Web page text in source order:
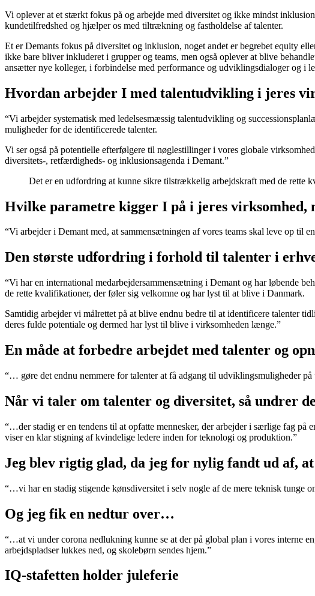
Vi oplever at et stærkt fokus på og arbejde med diversitet og ikke mindst
kundetilfredshed og hjælper os med tiltrækning og fastholdelse af talenter.
Et er Demants fokus på diversitet og inklusion, noget andet er begrebet equity
ikke bare bliver inkluderet i grupper og teams, men også oplever at blive
ansætter nye kolleger, i forbindelse med performance og udviklingsdialoger og i
Hvordan arbejder I med talentudvikling i jeres
“Vi arbejder systematisk med ledelsesmæssig talentudvikling og
muligheder for de identificerede talenter.
Vi ser også på potentielle efterfølgere til nøglestillinger i vores globale
diversitets-, retfærdigheds- og inklusionsagenda i Demant.”
Det er en udfordring at kunne sikre tilstrækkelig arbejdskraft med de
Hvilke parametre kigger I på i jeres virksomhed,
“Vi arbejder i Demant med, at sammensætningen af vores teams skal leve op til
Den største udfordring i forhold til talenter i
“Vi har en international medarbejdersammensætning i Demant og har løbende
de rette kvalifikationer, der føler sig velkomne og har lyst til at blive i Danmark.
Samtidig arbejder vi målrettet på at blive endnu bedre til at identificere talenter
deres fulde potentiale og dermed har lyst til blive i virksomheden længe.”
En måde at forbedre arbejdet med talenter og
“… gøre det endnu nemmere for talenter at få adgang til udviklingsmuligheder
Når vi taler om talenter og diversitet, så undrer
“…der stadig er en tendens til at opfatte mennesker, der arbejder i særlige fag på
viser en klar stigning af kvindelige ledere inden for teknologi og produktion.”
Jeg blev rigtig glad, da jeg for nylig fandt ud af,
“…vi har en stadig stigende kønsdiversitet i selv nogle af de mere teknisk tunge
Og jeg fik en nedtur over…
“…at vi under corona nedlukning kunne se at der på global plan i vores interne
arbejdspladser lukkes ned, og skolebørn sendes hjem.”
IQ-stafetten holder juleferie